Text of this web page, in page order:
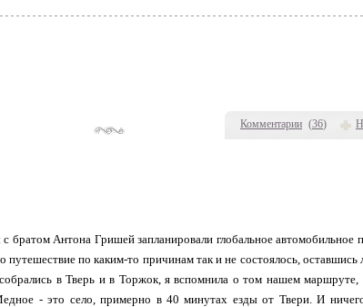
Комментарии (36)
Антона Гришей запланировали глобальное автомобильное
путешествие по каким-то причинам так и не состоялось, оставшись
в Тверь и в Торжок, я вспомнила о том нашем
- это село, примерно в 40 минутах езды от Твери. И